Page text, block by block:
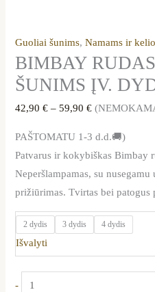
Guoliai šunims,Namams ir
BIMBAY
ŠUNIMS ĮV.
42,90€ – 59,90€
PAŠTOMATU 1-3 d.d.🚚)
Patvarus ir kokybiškas Bimbay
Neperšlampamas, su
prižiūrimas. Tvirtas bei patogus
2 dydis 3 dydis 4 dydis
Išvalyti
-